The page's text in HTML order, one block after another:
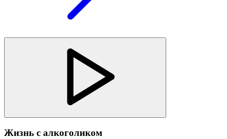
Жизнь с алкоголиком